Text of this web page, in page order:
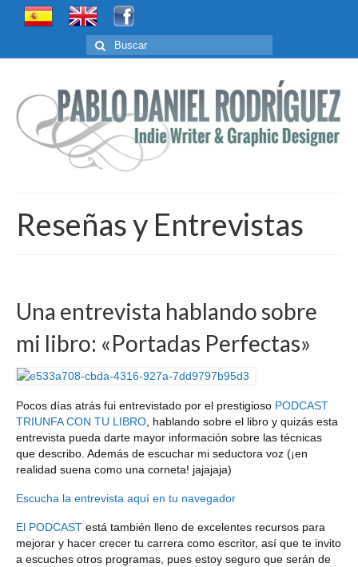
Buscar
por:
Reseñas y Entrevistas
Una entrevista hablando sobre
mi libro: «Portadas Perfectas»
Pocos días atrás fui entrevistado por el prestigioso PODCAST
TRIUNFA CON TU LIBRO, hablando sobre el libro y quizás esta
entrevista pueda darte mayor información sobre las técnicas
que describo. Además de escuchar mi seductora voz (¡en
realidad suena como una corneta! jajajaja)
Escucha la entrevista aquí en tu navegador
El PODCAST está también lleno de excelentes recursos para
mejorar y hacer crecer tu carrera como escritor, así que te invito
a escuches otros programas, pues estoy seguro que serán de